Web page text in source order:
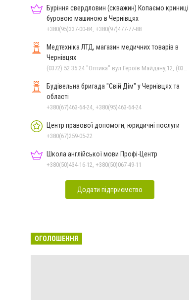
Буріння свердловин (скважин) Копаємо криниці
буровою машиною в Чернівцях
+380(95)337-00-84, +380(97)477-77-88
Медтехніка ЛТД, магазин медичних товарів в
Чернівцях
Будівельна бригада "Свій Дім" у Чернівцях та
області
+380(67)463-64-24, +380(95)463-64-24
Центр правової допомоги, юридичні послуги
+380(67)259-05-22
Школа англійської мови Профі-Центр
+380(50)434-16-12, +380(50)067-49-11
Додати підприємство
ОГОЛОШЕННЯ